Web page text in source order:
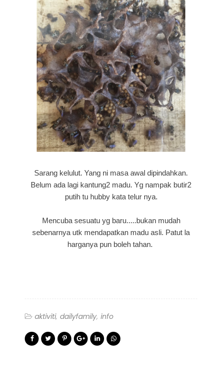
Sarang kelulut. Yang ni masa awal dipindahkan.
Belum ada lagi kantung2 madu. Yg nampak butir2
putih tu hubby kata telur nya.
Mencuba sesuatu yg baru.....bukan mudah
sebenarnya utk mendapatkan madu asli. Patut la
harganya pun boleh tahan.
aktiviti dailyfamily info